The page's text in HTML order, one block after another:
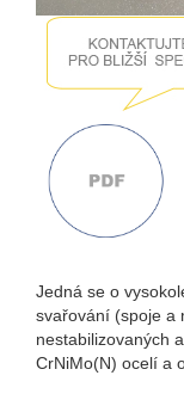
Jedná se o
svařování (spoje a
nestabilizovaných
CrNiMo(N) ocelí a